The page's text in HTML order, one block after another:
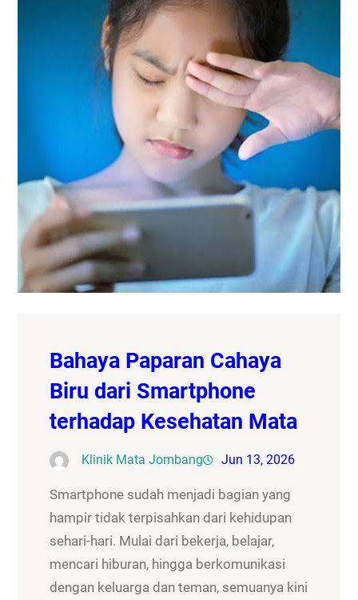
Bahaya Paparan Cahaya
Biru dari Smartphone
terhadap Kesehatan Mata
Klinik Mata Jombang Jun 13, 2026
Smartphone sudah menjadi bagian yang
hampir tidak terpisahkan dari kehidupan
sehari-hari. Mulai dari bekerja, belajar,
mencari hiburan, hingga berkomunikasi
dengan keluarga dan teman, semuanya kini